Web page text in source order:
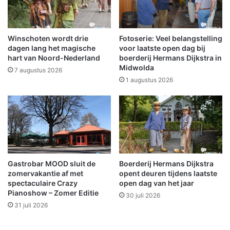
s
t
a
t
b
D
K
C
d
e
T
w
e
e
m
a
a
l
o
p
M
r
.
U
.
S
t
i
k
k
e
r
l
a
Winschoten wordt drie
dagen lang het magische
hart van Noord-Nederland
7 augustus 2026
Fotoserie: Veel belangstelling
voor laatste open dag bij
boerderij Hermans Dijkstra in
Midwolda
1 augustus 2026
Gastrobar MOOD sluit de
zomervakantie af met
spectaculaire Crazy
Pianoshow – Zomer Editie
31 juli 2026
Boerderij Hermans Dijkstra
opent deuren tijdens laatste
open dag van het jaar
30 juli 2026